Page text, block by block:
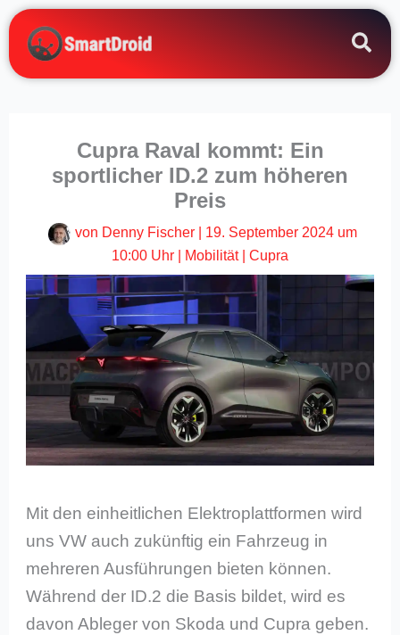
Zum
Inhalt
springen
Cupra Raval kommt: Ein
sportlicher ID.2 zum höheren
Preis
von Denny Fischer
19. September 2024 um
10:00 Uhr
Mobilität| Cupra
Mit den einheitlichen Elektroplattformen wird
uns VW auch zukünftig ein Fahrzeug in
mehreren Ausführungen bieten können.
Während der ID.2 die Basis bildet, wird es
davon Ableger von Skoda und Cupra geben.